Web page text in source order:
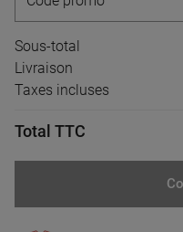
Sous-total
Livraison
Taxes incluses
Total TTC